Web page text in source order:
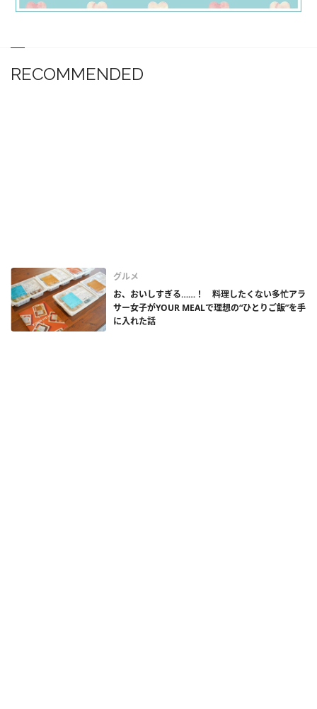
RECOMMENDED
グルメ
お、おいしすぎる……！ 料理したくない多忙アラ
サー女子がYOUR MEALで理想の“ひとりご飯”を手
に入れた話